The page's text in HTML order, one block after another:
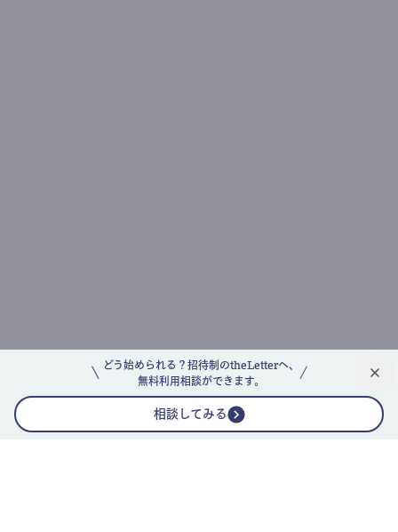
どう始められる？招待制のtheLetterへ、
無料利用相談ができます。
相談してみる